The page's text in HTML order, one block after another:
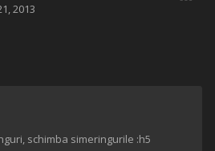
2013
schimba simeringurile :h5